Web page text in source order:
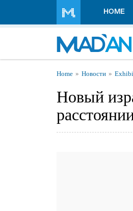
HOME
You are
Home Новости
Новый